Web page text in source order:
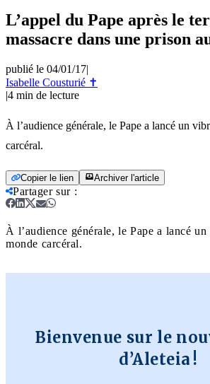
L’appel du Pape après le
massacre dans une prison
publié le 04/01/17|
Isabelle Cousturié ✝
|4 min de lecture
À l’audience générale, le Pape a lancé un
carcéral.
Copier le lien Archiver l'article
Partager sur:
À l’audience générale, le Pape a lancé
monde carcéral.
Bienvenue sur le
d’Aleteia !